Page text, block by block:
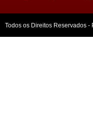
Todos os Direitos Reservados -